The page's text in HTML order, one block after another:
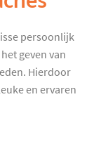
persoonlijk
geven van
Hierdoor
en ervaren